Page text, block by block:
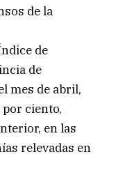
de la
de
de
mes de abril,
ciento,
en las
relevadas en